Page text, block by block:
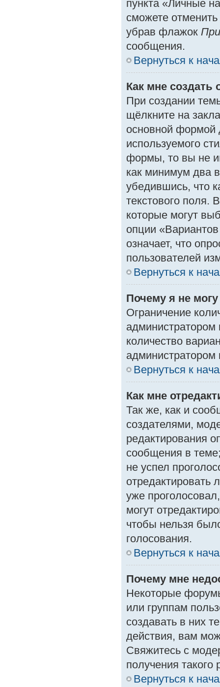
пункта «Личные
сможете
убрав флажок
сообщения.
Вернуться к
Как мне создать
При создании
щёлкните на
основной формой
используемого
формы, то вы не
как минимум два
убедившись, что
текстового поля.
которые могут
опции
означает, что
пользователей
Вернуться к
Почему я не
Ограничение
количество
Вернуться к
Как мне
Так же, как и
создателями,
редактирования
сообщения в
не успел
отредактировать
уже
могут
чтобы нельзя
голосования.
Вернуться к
Почему мне
Некоторые
или группам
создавать в них
действия, вам
Свяжитесь с
получения такого
Вернуться к